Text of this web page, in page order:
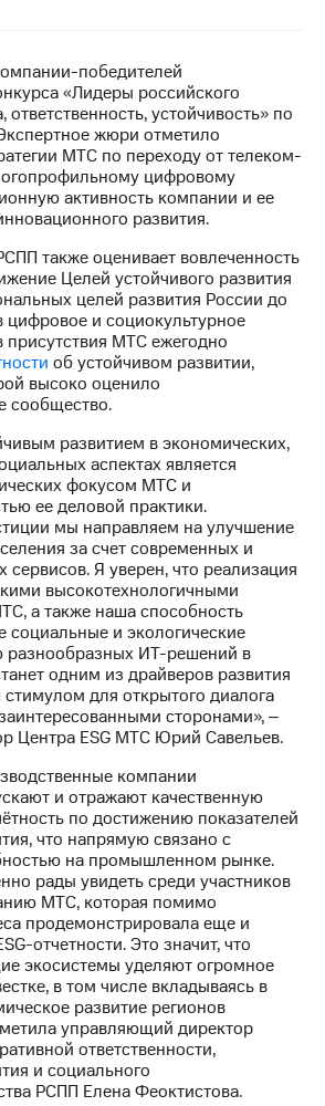
2023
победителей
«Лидеры российского
устойчивость» по
жюри отметило
МТС по переходу от телеком-
цифровому
активность компании и ее
развития.
также оценивает вовлеченность
Целей устойчивого развития
целей развития России до
цифровое и социокультурное
присутствия МТС ежегодно
об устойчивом развитии,
высоко оценило
сообщество.
развитием в экономических,
аспектах является
фокусом МТС и
ее деловой практики.
мы направляем на улучшение
за счет современных и
Я уверен, что реализация
высокотехнологичными
а также наша способность
социальные и экологические
ИТ-решений в
одним из драйверов развития
для открытого диалога
сторонами», ‒
Центра ESG МТС Юрий Савельев.
компании
и отражают качественную
по достижению показателей
что напрямую связано с
на промышленном рынке.
рады увидеть среди участников
МТС, которая помимо
продемонстрировала еще и
отчетности. Это значит, что
экосистемы уделяют огромное
в том числе вкладываясь в
развитие регионов
управляющий директор
ответственности,
и социального
РСПП Елена Феоктистова.